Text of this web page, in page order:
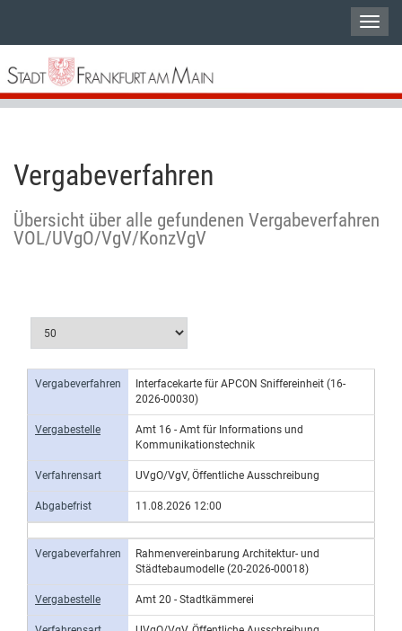
Vergabeverfahren
Übersicht über alle gefundenen Vergabeverfahren
VOL/UVgO/VgV/KonzVgV
Vergabeverfahren
Interfacekarte für APCON Sniffereinheit (16-
2026-00030)
Vergabestelle
Amt 16 - Amt für Informations und
Kommunikationstechnik
Verfahrensart UVgO/VgV, Öffentliche Ausschreibung
Abgabefrist 11.08.2026 12:00
Vergabeverfahren
Rahmenvereinbarung Architektur- und
Städtebaumodelle (20-2026-00018)
Vergabestelle Amt 20 - Stadtkämmerei